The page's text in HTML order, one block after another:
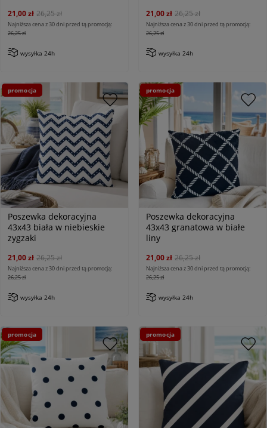
21,00 zł 26,25 zł
Najniższa cena z 30 dni przed tą promocją:
26,25 zł
wysyłka 24h
21,00 zł 26,25 zł
Najniższa cena z 30 dni przed tą promocją:
26,25 zł
wysyłka 24h
Poszewka dekoracyjna
43x43 biała w niebieskie
zygzaki
21,00 zł 26,25 zł
Najniższa cena z 30 dni przed tą promocją:
26,25 zł
wysyłka 24h
promocja
Poszewka dekoracyjna
43x43 granatowa w białe
liny
21,00 zł 26,25 zł
Najniższa cena z 30 dni przed tą promocją:
26,25 zł
wysyłka 24h
promocja
promocja promocja